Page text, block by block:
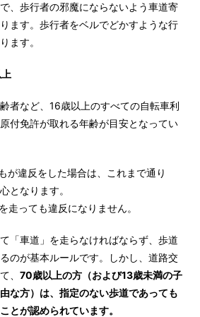
、歩行者の邪魔にならないよう車道寄
ます。歩行者をベルでどかすような行
ます。
者など、16歳以上のすべての自転車利
付免許が取れる年齢が目安となってい
が違反をした場合は、これまで通り
となります。
走っても違反になりません。
「車道」を走らなければならず、歩道
のが基本ルールです。しかし、道路交
、 70歳以上の方（および13歳未満の子
な方）は、指定のない歩道であっても
とが認められています。